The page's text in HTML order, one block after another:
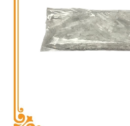
Extratos
Corante, Pigmento e Óxido